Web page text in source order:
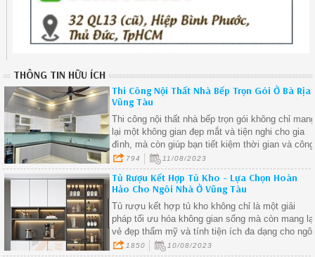
THÔNG TIN HỮU ÍCH
Thi Công Nội Thất Nhà Bếp Trọn Gói Ở Bà Rịa
Vũng Tàu
Thi công nội thất nhà bếp trọn gói không chỉ
lại một không gian đẹp mắt và tiện nghi cho gia
đình, mà còn giúp bạn tiết kiệm thời gian và công
sức trong quá trình thi công
794 11/08/2023
Tủ Rượu Kết Hợp Tủ Kho - Lựa Chọn Hoàn
Hảo Cho Ngôi Nhà Ở Vũng Tàu
Tủ rượu kết hợp tủ kho không chỉ là một giải
pháp tối ưu hóa không gian sống mà còn mang
vẻ đẹp thẩm mỹ và tính tiện ích đa dạng cho ngôi
nhà của bạn.
1850 10/08/2023